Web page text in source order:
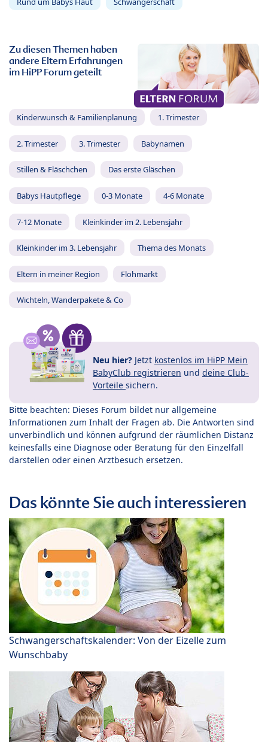
Zu diesen Themen haben
andere Eltern Erfahrungen
im HiPP Forum geteilt
Kinderwunsch & Familienplanung 1. Trimester
2. Trimester 3. Trimester Babynamen
Stillen & Fläschchen Das erste Gläschen
Babys Hautpflege 0-3 Monate 4-6 Monate
7-12 Monate Kleinkinder im 2. Lebensjahr
Kleinkinder im 3. Lebensjahr Thema des Monats
Eltern in meiner Region Flohmarkt
Wichteln, Wanderpakete & Co
Neu hier? Jetzt kostenlos im HiPP Mein
BabyClub registrieren und deine Club-
Vorteile sichern.
Bitte beachten: Dieses Forum bildet nur allgemeine
Informationen zum Inhalt der Fragen ab. Die Antworten sind
unverbindlich und können aufgrund der räumlichen Distanz
keinesfalls eine Diagnose oder Beratung für den Einzelfall
darstellen oder einen Arztbesuch ersetzen.
Das könnte Sie auch interessieren
Schwangerschaftskalender: Von der Eizelle zum
Wunschbaby